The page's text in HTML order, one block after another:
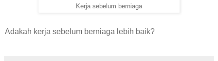
Kerja sebelum berniaga
Adakah kerja sebelum berniaga lebih baik?